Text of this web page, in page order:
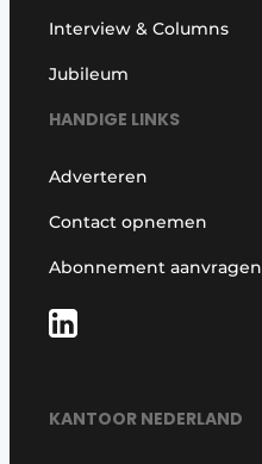
Interview & Columns
Jubileum
HANDIGE LINKS
Adverteren
Contact opnemen
Abonnement aanvragen
KANTOOR NEDERLAND